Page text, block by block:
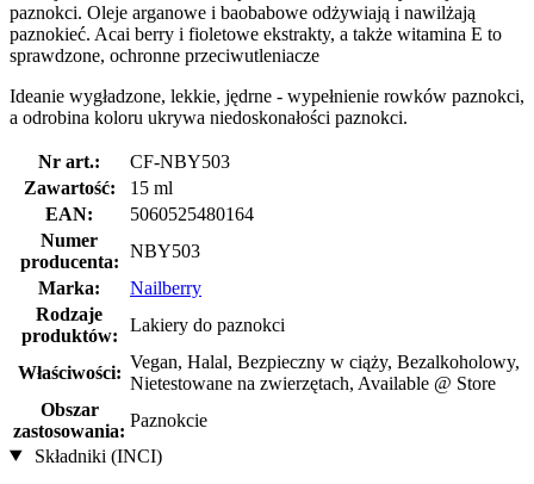
paznokci. Oleje arganowe i baobabowe odżywiają i nawilżają
paznokieć. Acai berry i fioletowe ekstrakty, a także witamina E to
sprawdzone, ochronne przeciwutleniacze
Ideanie wygładzone, lekkie, jędrne - wypełnienie rowków paznokci,
a odrobina koloru ukrywa niedoskonałości paznokci.
Nr art.:
CF-NBY503
Zawartość:
15 ml
EAN:
5060525480164
Numer
producenta:
NBY503
Marka:
Nailberry
Rodzaje
produktów:
Lakiery do paznokci
Właściwości:
Vegan, Halal, Bezpieczny w ciąży, Bezalkoholowy,
Nietestowane na zwierzętach, Available @ Store
Obszar
zastosowania:
Paznokcie
Składniki (INCI)